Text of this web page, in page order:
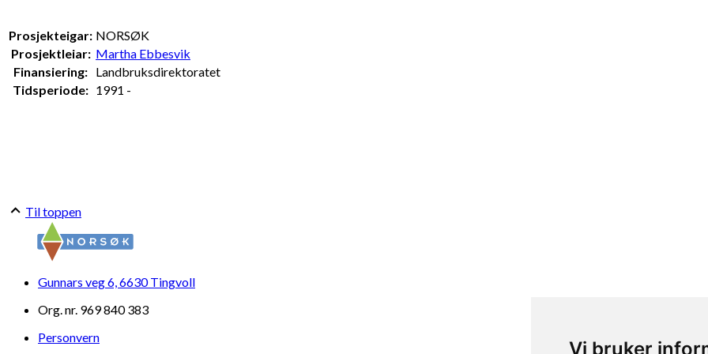
Vi bruker
Prosjekteigar: NORSØK
Prosjektleiar: Martha Ebbesvik
Finansiering: Landbruksdirektoratet
Tidsperiode: 1991 -
Til toppen
Gunnars veg 6, 6630 Tingvoll
Org. nr. 969 840 383
Personvern